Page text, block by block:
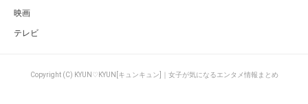
映画
テレビ
Copyright (C) KYUN♡KYUN[キュンキュン]｜女子が気になるエンタメ情報まとめ